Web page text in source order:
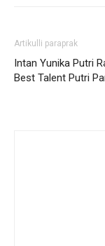
Artikulli paraprak
Intan Yunika Putri
Best Talent Putri